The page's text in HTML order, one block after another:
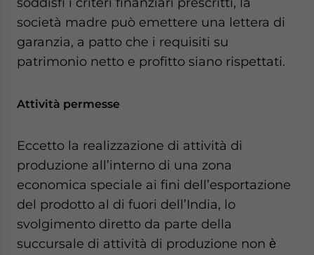
società madre può emettere una lettera di
garanzia, a patto che i requisiti su
patrimonio netto e profitto siano rispettati.
Attività permesse
Eccetto la realizzazione di attività di
produzione all’interno di una zona
economica speciale ai fini dell’esportazione
del prodotto al di fuori dell’India, lo
svolgimento diretto da parte della
succursale di attività di produzione non ѐ